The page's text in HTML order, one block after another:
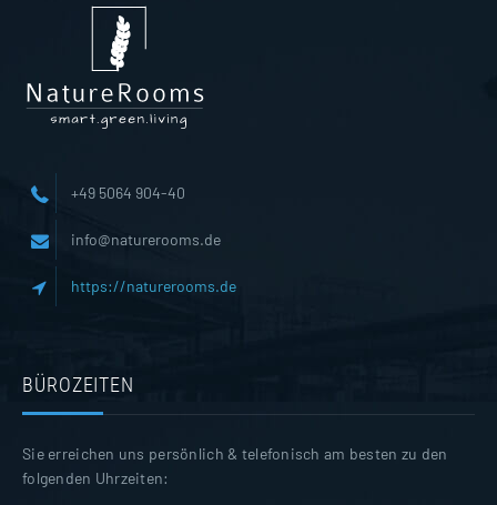
+49 5064 904-40
info@naturerooms.de
https://naturerooms.de
BÜROZEITEN
Sie erreichen uns persönlich & telefonisch am besten zu den
folgenden Uhrzeiten: